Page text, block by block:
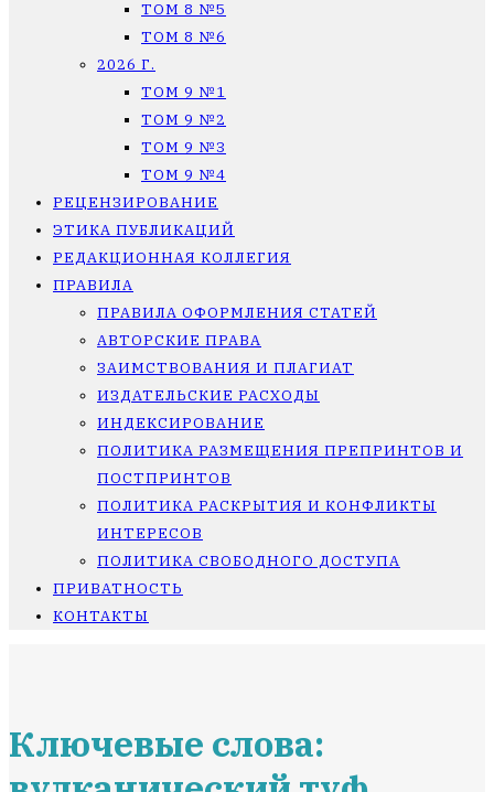
ТОМ 8 №5
ТОМ 8 №6
2026 Г.
ТОМ 9 №1
ТОМ 9 №2
ТОМ 9 №3
ТОМ 9 №4
РЕЦЕНЗИРОВАНИЕ
ЭТИКА ПУБЛИКАЦИЙ
РЕДАКЦИОННАЯ КОЛЛЕГИЯ
ПРАВИЛА
ПРАВИЛА ОФОРМЛЕНИЯ СТАТЕЙ
АВТОРСКИЕ ПРАВА
ЗАИМСТВОВАНИЯ И ПЛАГИАТ
ИЗДАТЕЛЬСКИЕ РАСХОДЫ
ИНДЕКСИРОВАНИЕ
ПОЛИТИКА РАЗМЕЩЕНИЯ ПРЕПРИНТОВ И
ПОСТПРИНТОВ
ПОЛИТИКА РАСКРЫТИЯ И КОНФЛИКТЫ
ИНТЕРЕСОВ
ПОЛИТИКА СВОБОДНОГО ДОСТУПА
ПРИВАТНОСТЬ
КОНТАКТЫ
Ключевые слова: